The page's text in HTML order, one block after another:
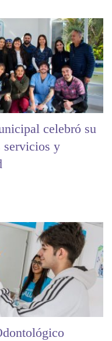
celebró su
servicios y